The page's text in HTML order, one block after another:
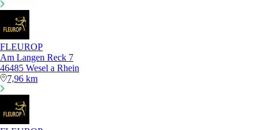
FLEUROP
Am Langen Reck 7
46485 Wesel a Rhein
7,96 km